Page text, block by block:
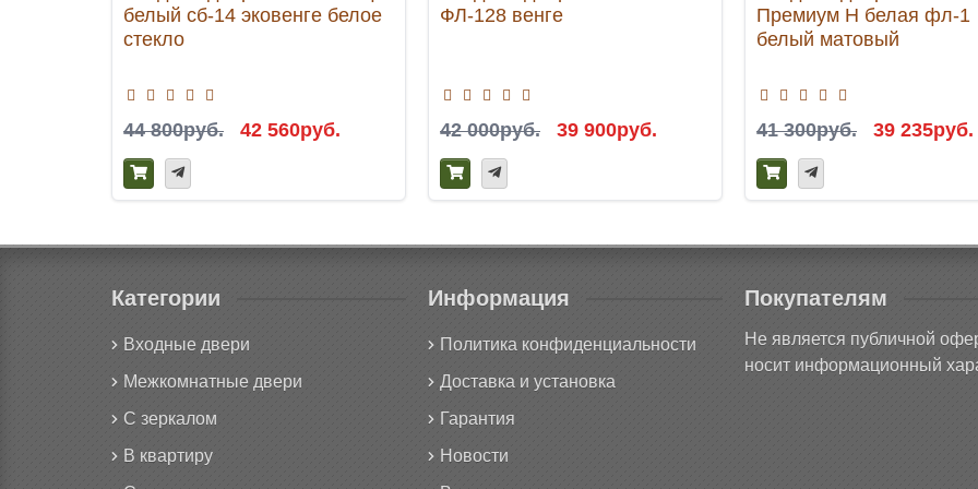
белый сб-14 эковенге белое
стекло
44 800руб. 42 560руб.
ФЛ-128 венге
42 000руб. 39 900руб.
Премиум H белая фл-1
белый матовый
41 300руб. 39 235руб.
Категории
Входные двери
Межкомнатные двери
С зеркалом
В квартиру
Информация
Политика конфиденциальности
Доставка и установка
Гарантия
Новости
Покупателям
Не является публичной
носит информационный